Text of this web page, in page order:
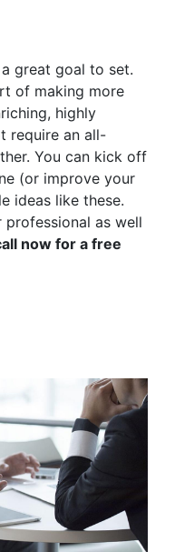
great goal to set.
of making more
highly
require an all-
You can kick off
(or improve your
ideas like these.
professional as well
now for a free